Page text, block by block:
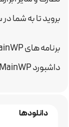
بروید تا به شما
داشبورد MainWP ادغام می شوند.
دانلودها